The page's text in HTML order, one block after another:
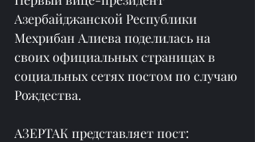
Азербайджанской Республики
Мехрибан Алиева поделилась на
своих официальных страницах в
социальных сетях постом по случаю
Рождества.
АЗЕРТАК представляет пост: